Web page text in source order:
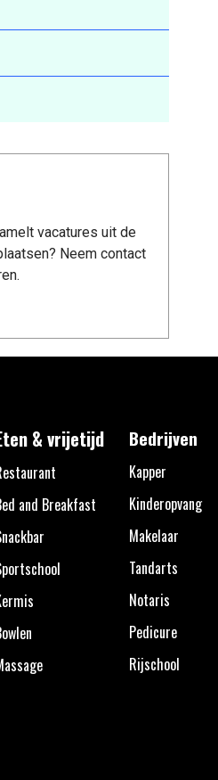
vacatures uit de
Neem contact
& vrijetijd
and Breakfast
Bedrijven
Kapper
Kinderopvang
Makelaar
Tandarts
Notaris
Pedicure
Rijschool